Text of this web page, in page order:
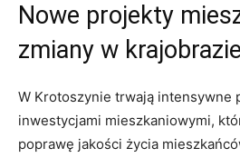
Nowe projekty
zmiany w
W Krotoszynie trwają intensywne
inwestycjami mieszkaniowymi,
poprawę jakości życia